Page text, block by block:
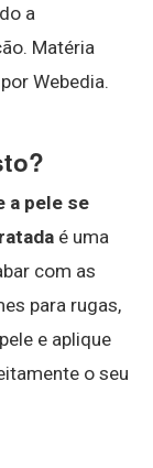
a
Matéria
Webedia.
a pele se
é uma
com as
para rugas,
e aplique
o seu